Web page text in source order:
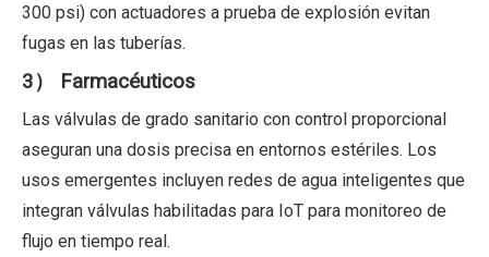
300 psi) con actuadores a prueba de explosión evitan
fugas en las tuberías.
3） Farmacéuticos
Las válvulas de grado sanitario con control proporcional
aseguran una dosis precisa en entornos estériles. Los
usos emergentes incluyen redes de agua inteligentes que
integran válvulas habilitadas para IoT para monitoreo de
flujo en tiempo real.